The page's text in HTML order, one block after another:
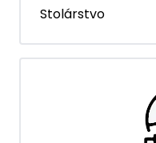
Stolárstvo